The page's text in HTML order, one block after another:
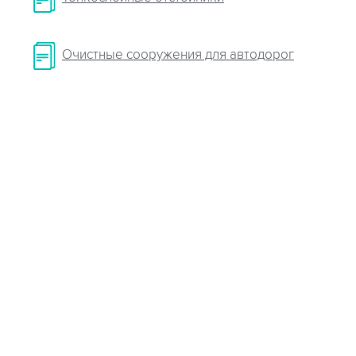
Очистные сооружения для автодорог